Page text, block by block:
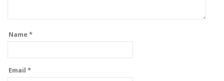
Name*
Email *